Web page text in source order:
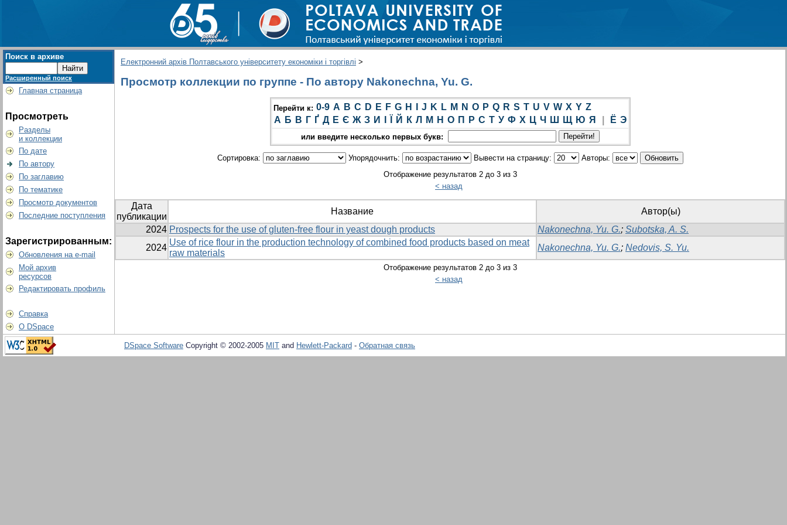
Поиск в архиве
Расширенный поиск
Главная страница
Просмотреть
Разделы
и коллекции
По дате
По автору
По заглавию
По тематике
Просмотр документов
Последние поступления
Зарегистрированным:
Обновления на e-mail
Мой архив
ресурсов
Редактировать профиль
Справка
О DSpace
Електронний архів Полтавського університету економіки і торгівлі >
Просмотр коллекции по группе - По автору Nakonechna, Yu. G.
Перейти к: 0-9 A B C D E F G H J K L M N O P Q R S T U V W X Y Z
А Б В Г Ґ Д Е Є Ж З И Й К Л М Н О П Р С Т У Ф Х Ц Ч Ш Щ Ю Я Ё Э
или введите несколько первых букв:
Сортировка: Упорядочнить: Вывести на страницу:
Авторы:
Отображение результатов 2 до 3 из 3
< назад
Дата
публикации
Название
Автор(ы)
2024 Prospects for the use of gluten-free flour in yeast dough products Nakonechna, Yu. G.; Subotska, A. S.
2024
Use of rice flour in the production technology of combined food products based on meat
raw materials
Nakonechna, Yu. G.; Nedovis, S. Yu.
Отображение результатов 2 до 3 из 3
< назад
DSpace Software Copyright © 2002-2005 MIT and Hewlett-Packard - Обратная связь